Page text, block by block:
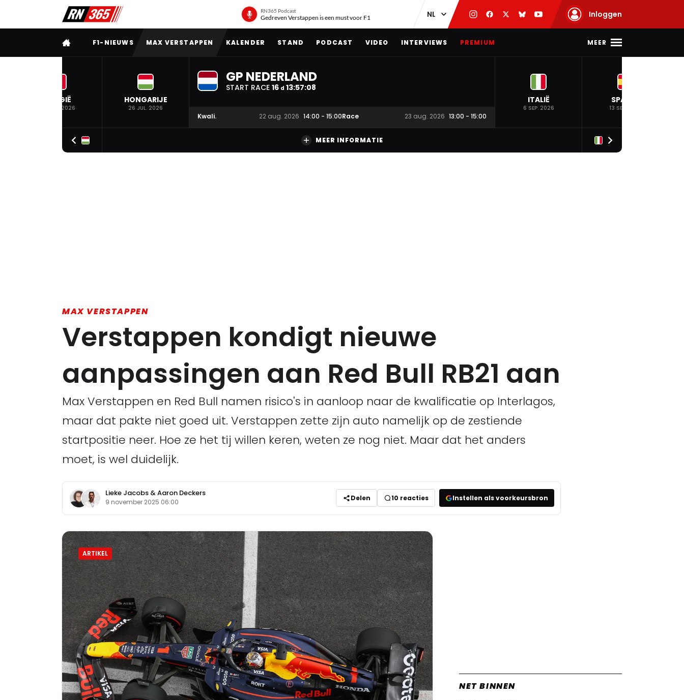
RN365 Podcast
Gedreven Verstappen is een must voor F1 Inloggen
VOLLEDIG MENU
F1-NIEUWS MAX VERSTAPPEN KALENDER STAND PODCAST VIDEO INTERVIEWS PREMIUM MEER
BELGIË
19 JUL. 2026
HONGARIJE
26 JUL. 2026
GP NEDERLAND
START RACE 16 d 13:57:07
Kwali. 22 aug. 2026 14:00 - 15:00Race 23 aug. 2026 13:00 - 15:00
ITALIË
6 SEP. 2026
SPANJE
13 SEP. 2026
MEER INFORMATIE
MAX VERSTAPPEN
Verstappen kondigt nieuwe
aanpassingen aan Red Bull RB21 aan
Max Verstappen en Red Bull namen risico's in aanloop naar de kwalificatie op Interlagos,
maar dat pakte niet goed uit. Verstappen zette zijn auto namelijk op de zestiende
startpositie neer. Hoe ze het tij willen keren, weten ze nog niet. Maar dat het anders
moet, is wel duidelijk.
Lieke Jacobs &Aaron Deckers
9 november 2025 06:00 Delen 10 reacties Instellen als voorkeursbron
ARTIKEL
NET BINNEN